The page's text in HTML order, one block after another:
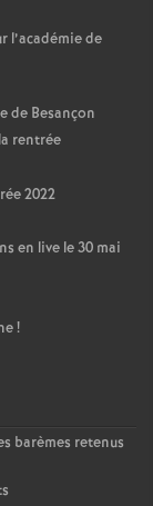
l’académie de
de Besançon
rentrée
2022
en live le 30 mai
!
barèmes retenus